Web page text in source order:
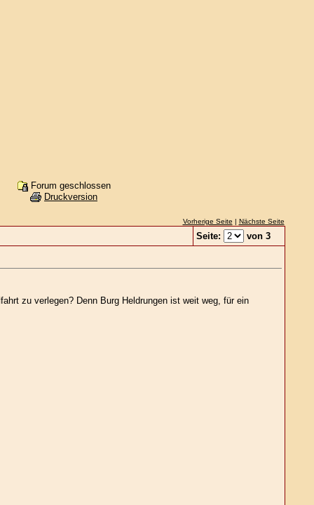
Forum geschlossen
Druckversion
Vorherige Seite | Nächste Seite
Seite:
von 3
zu verlegen? Denn Burg Heldrungen ist weit weg, für ein